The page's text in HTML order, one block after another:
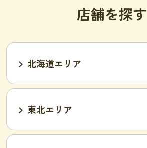
店舗を探す
北海道エリア
東北エリア